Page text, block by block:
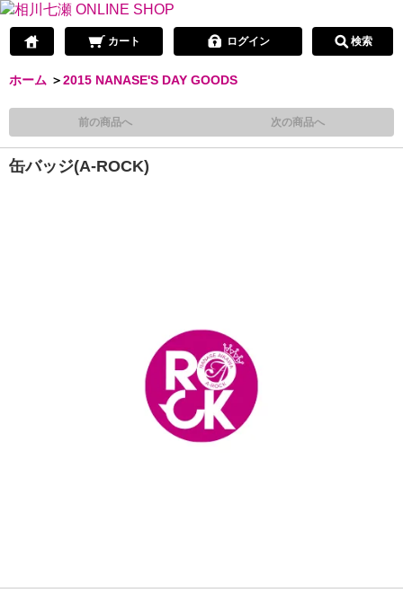
カート ログイン 検索
ホーム ＞2015 NANASE'S DAY GOODS
前の商品へ 次の商品へ
缶バッジ(A-ROCK)